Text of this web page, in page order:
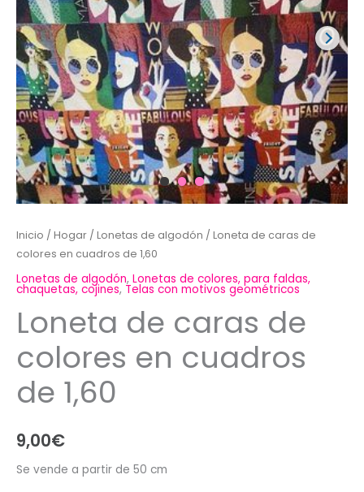
Inicio / Hogar / Lonetas de algodón / Loneta de caras de
colores en cuadros de 1,60
Lonetas de algodón, Lonetas de colores, para faldas,
chaquetas, cojines, Telas con motivos geométricos
Loneta de caras de
colores en cuadros
de 1,60
9,00€
Se vende a partir de 50 cm